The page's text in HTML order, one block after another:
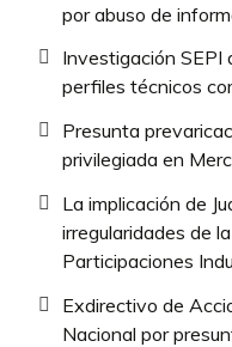
por abuso de
Investigación SEPI
perfiles técnicos
Presunta
privilegiada en
La implicación de
irregularidades de
Participaciones
Exdirectivo de
Nacional por